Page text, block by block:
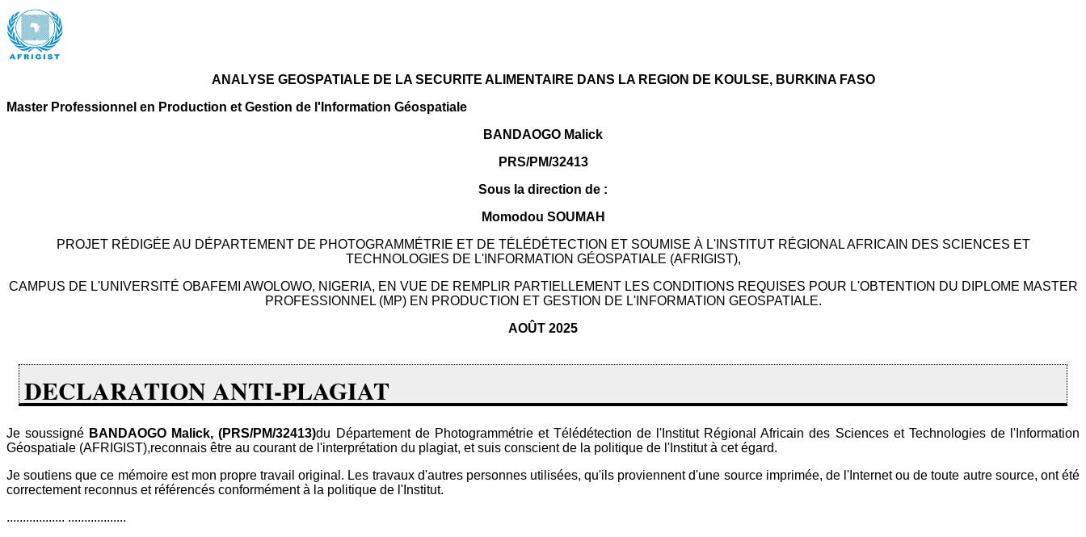
ANALYSE GEOSPATIALE DE LA SECURITE ALIMENTAIRE DANS LA REGION DE KOULSE, BURKINA FASO
Master Professionnel en Production et Gestion de l'Information Géospatiale
BANDAOGO Malick
PRS/PM/32413
Sous la direction de :
Momodou SOUMAH
PROJET RÉDIGÉE AU DÉPARTEMENT DE PHOTOGRAMMÉTRIE ET DE TÉLÉDÉTECTION ET SOUMISE À L'INSTITUT RÉGIONAL AFRICAIN DES SCIENCES ET
TECHNOLOGIES DE L'INFORMATION GÉOSPATIALE (AFRIGIST),
CAMPUS DE L'UNIVERSITÉ OBAFEMI AWOLOWO, NIGERIA, EN VUE DE REMPLIR PARTIELLEMENT LES CONDITIONS REQUISES POUR L'OBTENTION DU DIPLOME MASTER
PROFESSIONNEL (MP) EN PRODUCTION ET GESTION DE L'INFORMATION GEOSPATIALE.
AOÛT 2025
DECLARATION ANTI-PLAGIAT
Je soussigné BANDAOGO Malick, (PRS/PM/32413)du Département de Photogrammétrie et Télédétection de l'Institut Régional Africain des Sciences et Technologies de l'Information
Géospatiale (AFRIGIST),reconnais être au courant de l'interprétation du plagiat, et suis conscient de la politique de l'Institut à cet égard.
Je soutiens que ce mémoire est mon propre travail original. Les travaux d'autres personnes utilisées, qu'ils proviennent d'une source imprimée, de l'Internet ou de toute autre source, ont été
correctement reconnus et référencés conformément à la politique de l'Institut.
.................. ..................